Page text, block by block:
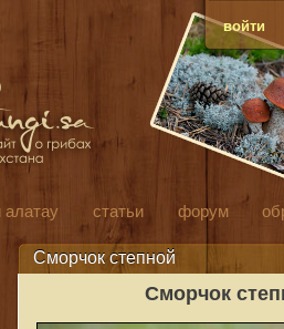
войти
алатау статьи форум
Сморчок степной
Сморчок